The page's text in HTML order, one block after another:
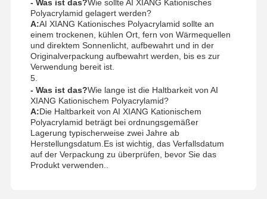
- Was ist das?Wie sollte AI XIANG Kationisches
Polyacrylamid gelagert werden?
A:AI XIANG Kationisches Polyacrylamid sollte an
einem trockenen, kühlen Ort, fern von Wärmequellen
und direktem Sonnenlicht, aufbewahrt und in der
Originalverpackung aufbewahrt werden, bis es zur
Verwendung bereit ist.
5.
- Was ist das?Wie lange ist die Haltbarkeit von AI
XIANG Kationischem Polyacrylamid?
A:Die Haltbarkeit von AI XIANG Kationischem
Polyacrylamid beträgt bei ordnungsgemäßer
Lagerung typischerweise zwei Jahre ab
Herstellungsdatum.Es ist wichtig, das Verfallsdatum
auf der Verpackung zu überprüfen, bevor Sie das
Produkt verwenden..